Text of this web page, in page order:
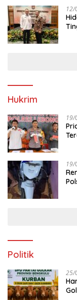
Hukrim
Politik
25/